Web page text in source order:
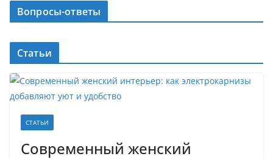
Вопросы-ответы
Статьи
СТАТЬИ
Современный женский